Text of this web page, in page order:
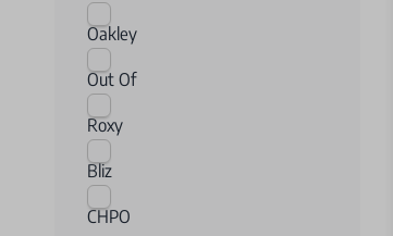
Oakley
Out Of
Roxy
Bliz
CHPO